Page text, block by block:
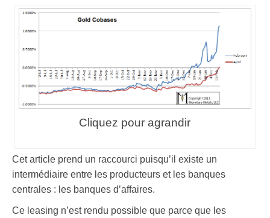
Cliquez pour agrandir
Cet article prend un raccourci puisqu’il existe un
intermédiaire entre les producteurs et les banques
centrales : les banques d’affaires.
Ce leasing n’est rendu possible que parce que les